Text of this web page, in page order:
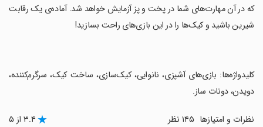
که در آن مهارت‌های شما در پخت و پز آزمایش خواهد شد. آماده‌ی یک رقابت
شیرین باشید و کیک‌ها را در این بازی‌های راحت بسازید!
‏کلیدواژه‌ها: بازی‌های آشپزی، نانوایی، کیک‌سازی، ساخت کیک، سرگرم‌کننده،
دویدن، دونات ساز.
نظرات و امتیازها ۳.۴ از ۵